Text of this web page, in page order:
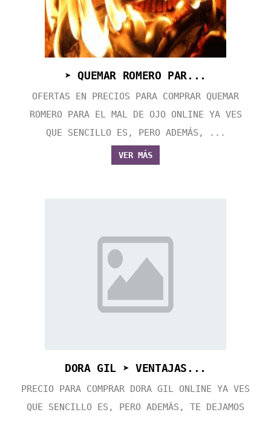
➤ QUEMAR ROMERO PAR...
OFERTAS EN PRECIOS PARA COMPRAR QUEMAR
ROMERO PARA EL MAL DE OJO ONLINE YA VES
QUE SENCILLO ES, PERO ADEMÁS, ...
VER MÁS
DORA GIL ➤ VENTAJAS...
PRECIO PARA COMPRAR DORA GIL ONLINE YA VES
QUE SENCILLO ES, PERO ADEMÁS, TE DEJAMOS